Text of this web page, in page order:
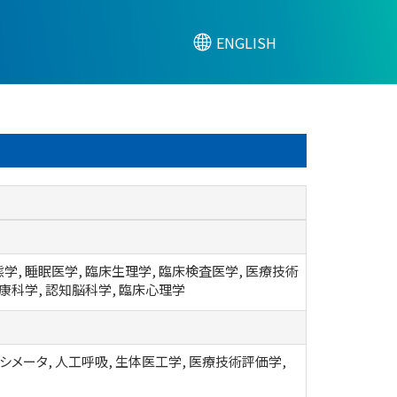
ENGLISH
, 睡眠医学, 臨床生理学, 臨床検査医学, 医療技術
科学, 認知脳科学, 臨床心理学
メータ, 人工呼吸, 生体医工学, 医療技術評価学,